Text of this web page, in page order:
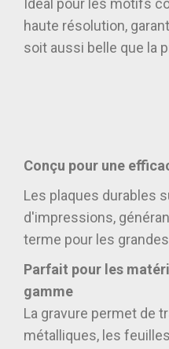
Idéal pour les motifs
haute résolution,
soit aussi belle que la
Conçu pour une
Les plaques durables
d'impressions,
terme pour les
Parfait pour les
gamme
La gravure permet de
métalliques, les